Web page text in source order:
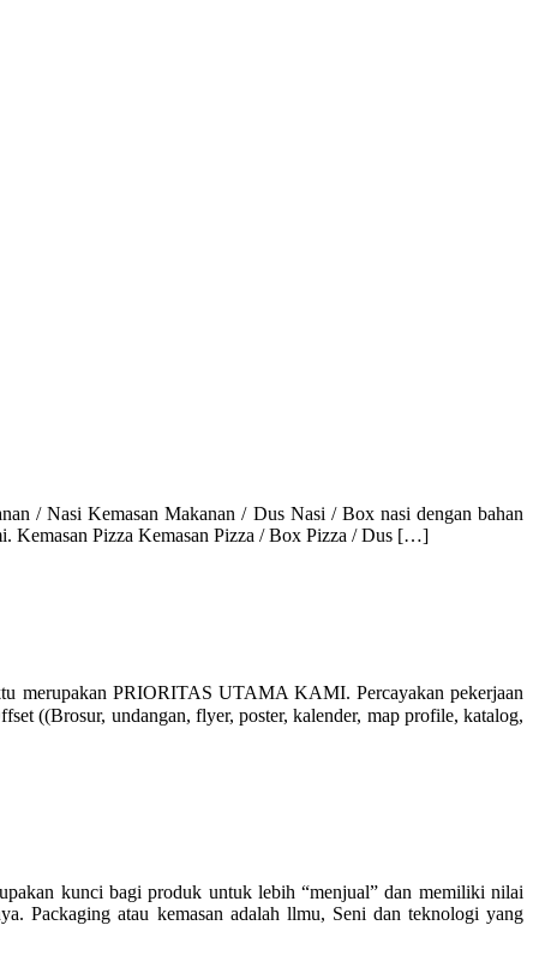
/ Nasi Kemasan Makanan / Dus Nasi / Box nasi dengan bahan
Kemasan Pizza Kemasan Pizza / Box Pizza / Dus […]
merupakan PRIORITAS UTAMA KAMI. Percayakan pekerjaan
((Brosur, undangan, flyer, poster, kalender, map profile, katalog,
kunci bagi produk untuk lebih “menjual” dan memiliki nilai
Packaging atau kemasan adalah llmu, Seni dan teknologi yang